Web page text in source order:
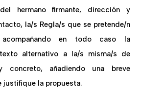
hermano firmante, dirección y
la/s Regla/s que se pretende/n
acompañando en todo caso la
alternativo a la/s misma/s de
concreto, añadiendo una breve
justifique la propuesta.